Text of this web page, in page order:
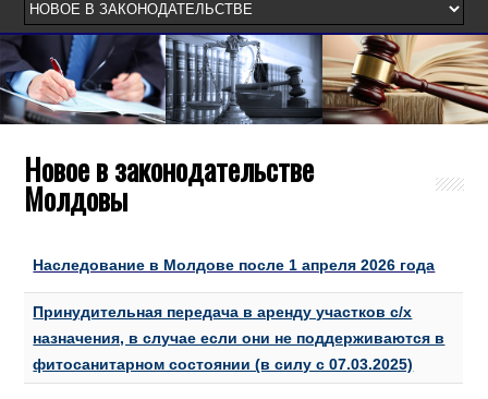
Новое в законодательстве
Молдовы
Наследование в Молдове после 1 апреля 2026 года
Принудительная передача в аренду участков с/х
назначения, в случае если они не поддерживаются в
фитосанитарном состоянии (в силу с 07.03.2025)